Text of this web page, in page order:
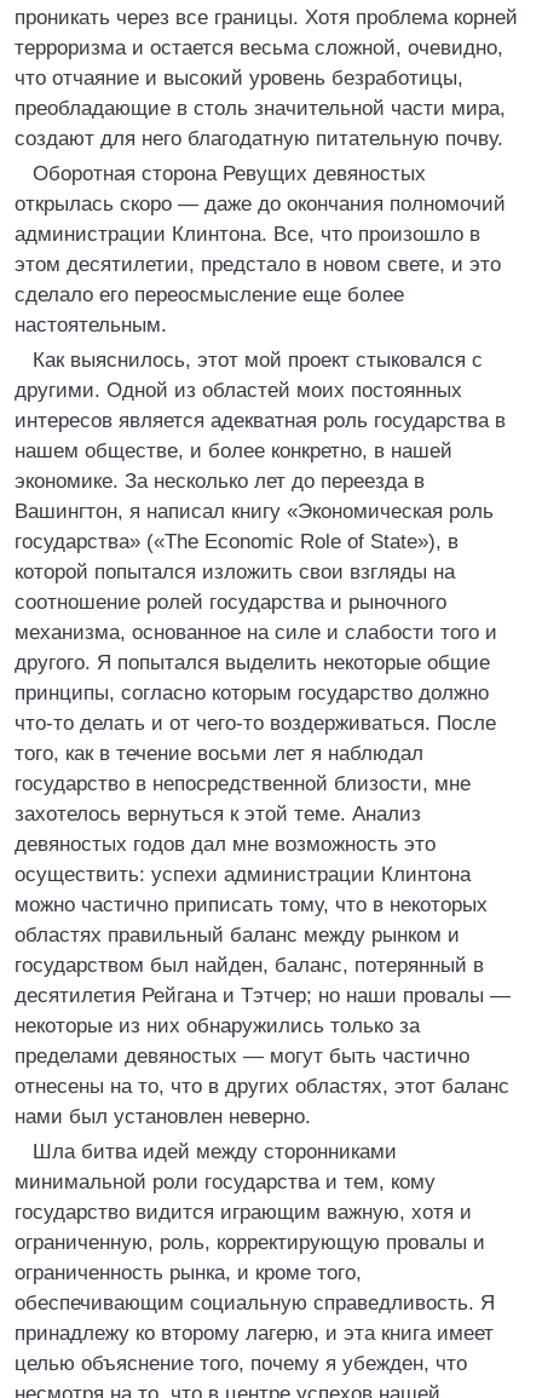
проникать через все границы. Хотя проблема корней
терроризма и остается весьма сложной, очевидно,
что отчаяние и высокий уровень безработицы,
преобладающие в столь значительной части мира,
создают для него благодатную питательную почву.
Оборотная сторона Ревущих девяностых
открылась скоро — даже до окончания полномочий
администрации Клинтона. Все, что произошло в
этом десятилетии, предстало в новом свете, и это
сделало его переосмысление еще более
настоятельным.
Как выяснилось, этот мой проект стыковался с
другими. Одной из областей моих постоянных
интересов является адекватная роль государства в
нашем обществе, и более конкретно, в нашей
экономике. За несколько лет до переезда в
Вашингтон, я написал книгу «Экономическая роль
государства» («The Economic Role of State»), в
которой попытался изложить свои взгляды на
соотношение ролей государства и рыночного
механизма, основанное на силе и слабости того и
другого. Я попытался выделить некоторые общие
принципы, согласно которым государство должно
что-то делать и от чего-то воздерживаться. После
того, как в течение восьми лет я наблюдал
государство в непосредственной близости, мне
захотелось вернуться к этой теме. Анализ
девяностых годов дал мне возможность это
осуществить: успехи администрации Клинтона
можно частично приписать тому, что в некоторых
областях правильный баланс между рынком и
государством был найден, баланс, потерянный в
десятилетия Рейгана и Тэтчер; но наши провалы —
некоторые из них обнаружились только за
пределами девяностых — могут быть частично
отнесены на то, что в других областях, этот баланс
нами был установлен неверно.
Шла битва идей между сторонниками
минимальной роли государства и тем, кому
государство видится играющим важную, хотя и
ограниченную, роль, корректирующую провалы и
ограниченность рынка, и кроме того,
обеспечивающим социальную справедливость. Я
принадлежу ко второму лагерю, и эта книга имеет
целью объяснение того, почему я убежден, что